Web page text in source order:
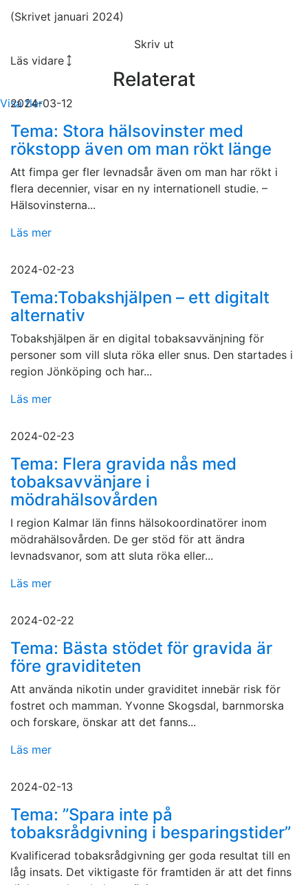
(Skrivet januari 2024)
Skriv ut
Läs vidare
Relaterat
2024-03-12
Tema: Stora hälsovinster med
rökstopp även om man rökt länge
Att fimpa ger fler levnadsår även om man har rökt i
flera decennier, visar en ny internationell studie. –
Hälsovinsterna...
Läs mer
2024-02-23
Tema:Tobakshjälpen – ett digitalt
alternativ
Tobakshjälpen är en digital tobaksavvänjning för
personer som vill sluta röka eller snus. Den startades i
region Jönköping och har...
Läs mer
2024-02-23
Tema: Flera gravida nås med
tobaksavvänjare i
mödrahälsovården
I region Kalmar län finns hälsokoordinatörer inom
mödrahälsovården. De ger stöd för att ändra
levnadsvanor, som att sluta röka eller...
Läs mer
2024-02-22
Tema: Bästa stödet för gravida är
före graviditeten
Att använda nikotin under graviditet innebär risk för
fostret och mamman. Yvonne Skogsdal, barnmorska
och forskare, önskar att det fanns...
Läs mer
2024-02-13
Tema: ”Spara inte på
tobaksrådgivning i besparingstider”
Kvalificerad tobaksrådgivning ger goda resultat till en
låg insats. Det viktigaste för framtiden är att det finns
Visa fler